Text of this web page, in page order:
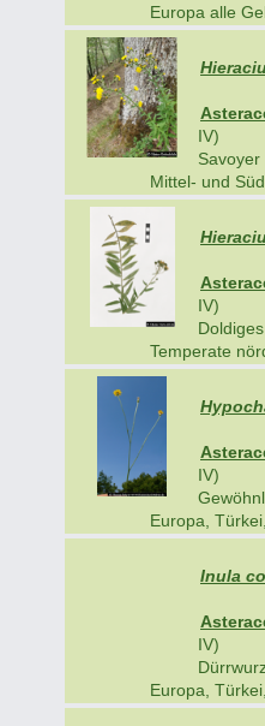
Europa alle
IV)
Mittel- und
IV)
Temperate
IV)
Europa,
Inula
IV)
Europa,